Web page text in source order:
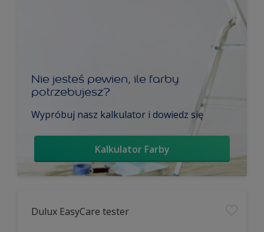
Nie jesteś pewien, ile farby
potrzebujesz?
Wypróbuj nasz kalkulator i dowiedz się
Kalkulator Farby
Dulux EasyCare tester